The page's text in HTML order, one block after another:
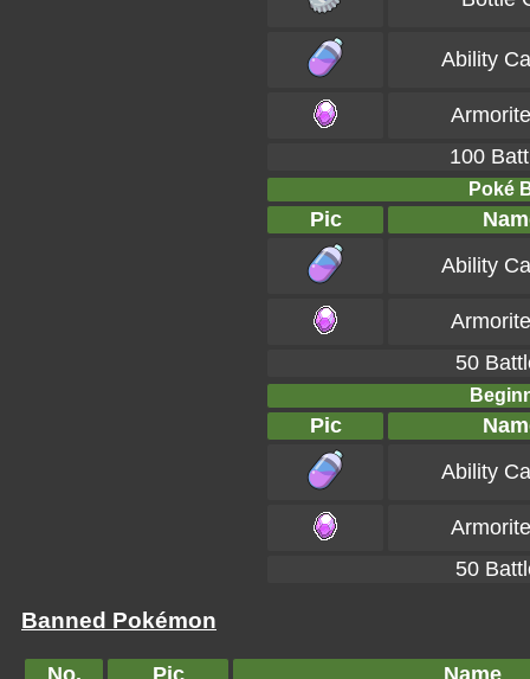
Ability
100
Poké
Pic
Ability
50
Pic
Ability
50
Banned Pokémon
No. Pic Name